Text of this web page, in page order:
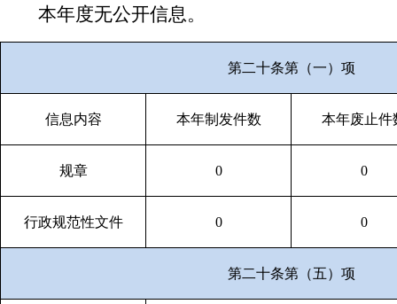
本年度无公开信息。
第二十条第（一）项
信息内容 本年制发件数 本年废止件
规章 0 0
行政规范性文件 0 0
第二十条第（五）项